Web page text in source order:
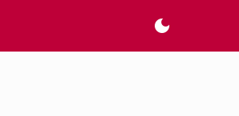
dark_mode